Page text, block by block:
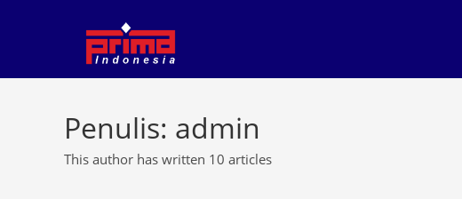
Penulis: admin
This author has written 10 articles